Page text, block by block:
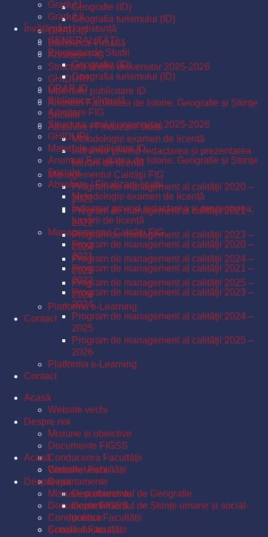
Geografie (ID)
Geografia turismului (ID)
ORAR ID
Biblioteca Virtuală
Admitere FIG
Structura anului universitar 2025-2026
GHIDURI
Materiale publicitare ID
Anunturi Facultatea de Istorie, Geografie și Științe
Sociale
Absolvire / Finalizare studii
Metodologie examen de licență
Îndrumar privind redactarea și prezentarea
lucrării de licență
Managementul Calităţii FIG
Program de management al calităţii 2020 –
2021
Program de management al calităţii 2021 –
2022
Program de management al calităţii 2023 –
2024
Program de management al calităţii 2024 –
2025
Program de management al calităţii 2025 –
2026
Platforma e-Learning
Contact
Gradul I
Gradul II
Învăţământ la distanţă
GENERALITĂŢI
Programe de Studii
Geografie (ID)
Geografia turismului (ID)
ORAR ID
Biblioteca Virtuală
Admitere FIG
Structura anului universitar 2025-2026
GHIDURI
Materiale publicitare ID
Anunturi Facultatea de Istorie, Geografie și Științe
Sociale
Absolvire / Finalizare studii
Metodologie examen de licență
Îndrumar privind redactarea și prezentarea
lucrării de licență
Managementul Calităţii FIG
Program de management al calităţii 2020 –
2021
Program de management al calităţii 2021 –
2022
Program de management al calităţii 2023 –
2024
Program de management al calităţii 2024 –
2025
Program de management al calităţii 2025 –
2026
Platforma e-Learning
Contact
Acasă
Website vechi
Despre noi
Misiune și obiective
Documente FIGSS
Conducerea Facultății
Consiliul Facultății
Departamente
Departamentul de Geografie
Departamentul de Științe umane și social-
politice
Școala doctorală
Acasă
Website vechi
Despre noi
Misiune și obiective
Documente FIGSS
Conducerea Facultății
Consiliul Facultății